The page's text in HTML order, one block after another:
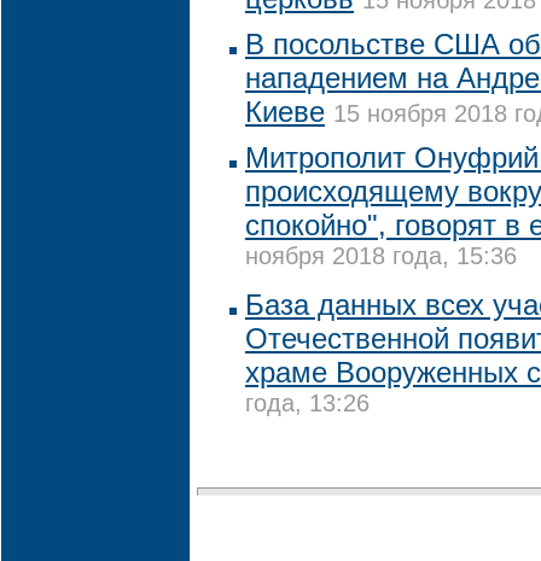
В посольстве США
нападением на
Киеве 15 ноября 2018
Митрополит Онуфрий
происходящему
спокойно", говорят в
ноября 2018 года, 15:36
База данных всех
Отечественной
храме Вооруженных
года, 13:26